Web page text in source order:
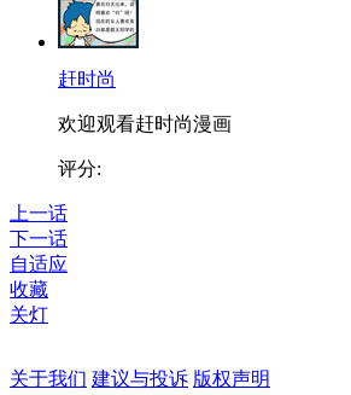
赶时尚
欢迎观看赶时尚漫画
评分:
上一话
下一话
自适应
收藏
关灯
关于我们 建议与投诉 版权声明